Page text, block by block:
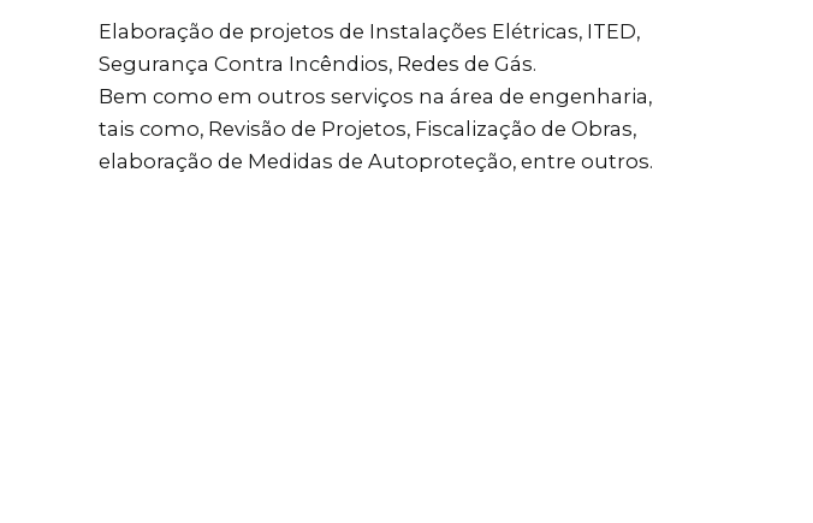
Elaboração de projetos de Instalações Elétricas, ITED,
Segurança Contra Incêndios, Redes de Gás.
Bem como em outros serviços na área de engenharia,
tais como, Revisão de Projetos, Fiscalização de Obras,
elaboração de Medidas de Autoproteção, entre outros.